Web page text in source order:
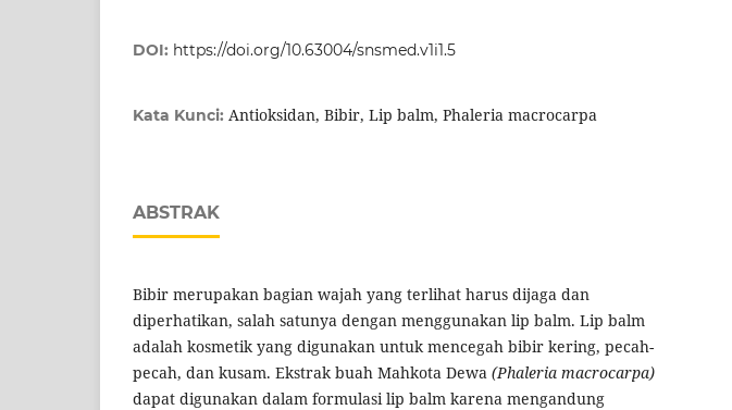
DOI: https://doi.org/10.63004/snsmed.v1i1.5
Kata Kunci: Antioksidan, Bibir, Lip balm, Phaleria macrocarpa
ABSTRAK
Bibir merupakan bagian wajah yang terlihat harus dijaga dan
diperhatikan, salah satunya dengan menggunakan lip balm. Lip balm
adalah kosmetik yang digunakan untuk mencegah bibir kering, pecah-
pecah, dan kusam. Ekstrak buah Mahkota Dewa (Phaleria macrocarpa)
dapat digunakan dalam formulasi lip balm karena mengandung